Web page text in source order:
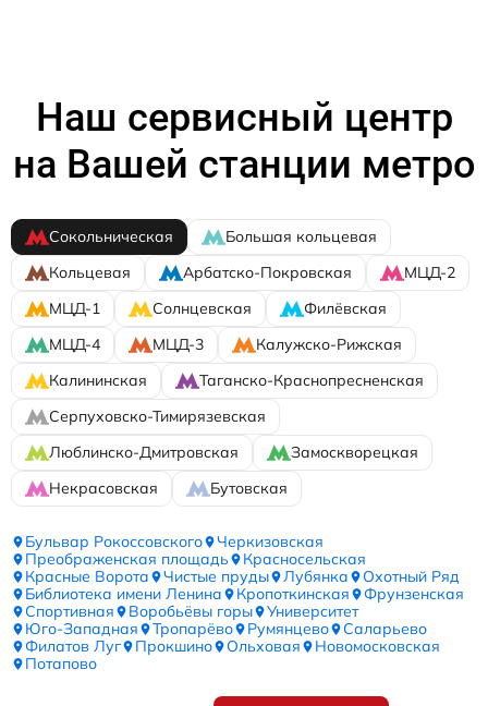
Наш сервисный центр
на Вашей станции метро
Сокольническая
Большая кольцевая
Кольцевая
Арбатско-Покровская
МЦД-2
МЦД-1
Солнцевская
Филёвская
МЦД-4
МЦД-3
Калужско-Рижская
Калининская
Таганско-Краснопресненская
Серпуховско-Тимирязевская
Люблинско-Дмитровская
Замоскворецкая
Некрасовская
Бутовская
Бульвар Рокоссовского
Черкизовская
Преображенская площадь
Красносельская
Красные Ворота
Чистые пруды Лубянка
Охотный Ряд
Библиотека имени Ленина
Кропоткинская
Фрунзенская
Спортивная
Воробьёвы горы
Университет
Юго-Западная
Тропарёво Румянцево
Саларьево
Филатов Луг
Прокшино Ольховая
Новомосковская
Потапово